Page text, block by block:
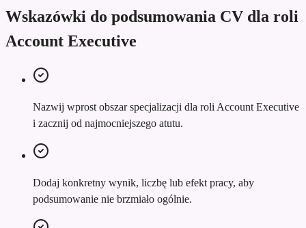
Wskazówki do podsumowania CV dla roli
Account Executive
Nazwij wprost obszar specjalizacji dla roli Account Executive
i zacznij od najmocniejszego atutu.
Dodaj konkretny wynik, liczbę lub efekt pracy, aby
podsumowanie nie brzmiało ogólnie.